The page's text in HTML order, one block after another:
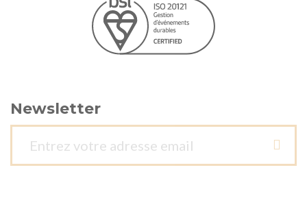
Newsletter